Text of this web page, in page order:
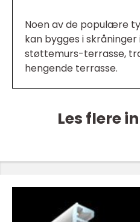
Noen av de populære
kan bygges i
støttemurs-terrasse,
hengende terrasse.
Les flere